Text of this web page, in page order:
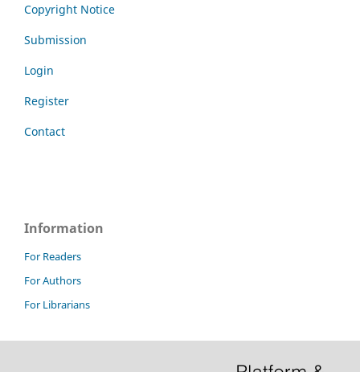
Copyright Notice
Submission
Login
Register
Contact
Information
For Readers
For Authors
For Librarians